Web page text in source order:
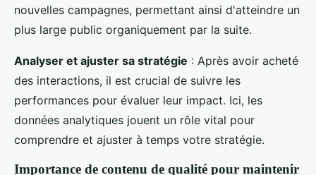
nouvelles campagnes, permettant ainsi d'atteindre un
plus large public organiquement par la suite.
Analyser et ajuster sa stratégie : Après avoir acheté
des interactions, il est crucial de suivre les
performances pour évaluer leur impact. Ici, les
données analytiques jouent un rôle vital pour
comprendre et ajuster à temps votre stratégie.
Importance de contenu de qualité pour maintenir